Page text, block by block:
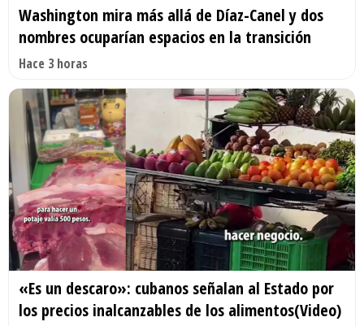
Washington mira más allá de Díaz-Canel y dos
nombres ocuparían espacios en la transición
Hace 3 horas
«Es un descaro»: cubanos señalan al Estado por
los precios inalcanzables de los alimentos(Video)